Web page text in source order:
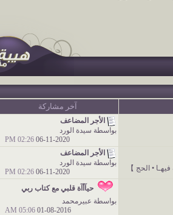
آخر مشاركة
الأجر المضاعف
بواسطة سيدة الورد
06-11-2020
02:26 PM
• الحج 】
الأجر المضاعف
بواسطة سيدة الورد
06-11-2020
02:26 PM
حيآأآة قلبي مع كتاب ربي
بواسطة عبيرمحمد
01-08-2016
05:06 AM